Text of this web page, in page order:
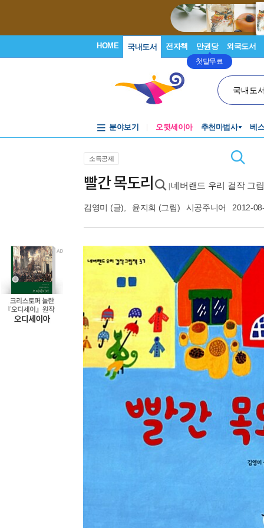
HOME 국내도서 전자책 만권당
첫달무료
외국도서
국내도
분야보기 오뒷세이아 추천마법사 베
소득공제
빨간 목도리 네버랜드 우리 걸작 그
김영미 (글), 윤지회 (그림) 시공주니어 2012-